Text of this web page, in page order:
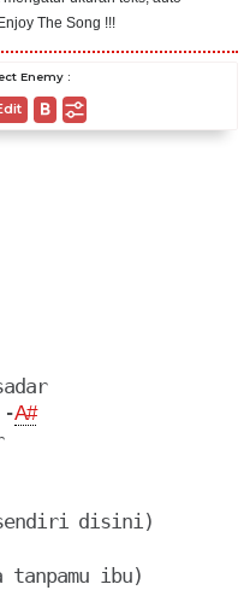
The Song !!!
Enemy :
-
A#
bahwa semuanya telah pudar
tanpamu ibu)